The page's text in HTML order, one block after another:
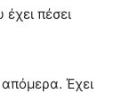
πέσει
απόμερα. Έχει